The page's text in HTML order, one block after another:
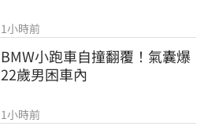
1小時前
BMW小跑車自撞翻覆！氣囊爆
22歲男困車內
1小時前